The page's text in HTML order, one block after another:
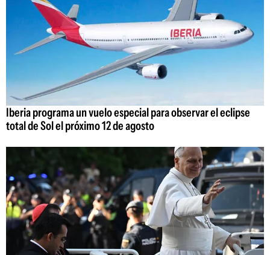
Iberia programa un vuelo especial para observar el eclipse
total de Sol el próximo 12 de agosto